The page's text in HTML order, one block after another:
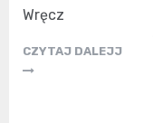
Wręcz
CZYTAJ DALEJJ